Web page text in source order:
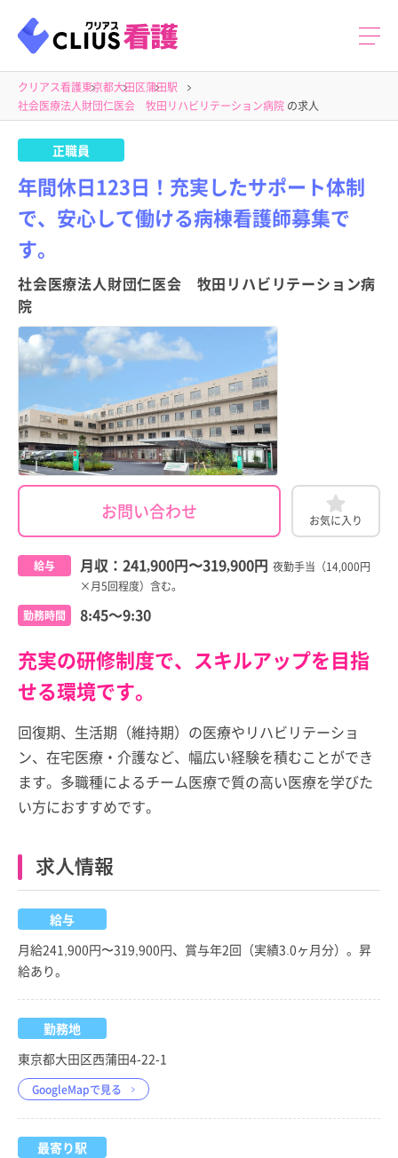
クリアス看護東京都大田区蒲田駅
社会医療法人財団仁医会 牧田リハビリテーション病院 の求人
正職員
年間休日123日！充実したサポート体制
で、安心して働ける病棟看護師募集で
す。
社会医療法人財団仁医会 牧田リハビリテーション病
院
お問い合わせ お気に入り
給与 月収： 241,900円〜319,900円 夜勤手当（14,000円
×月5回程度）含む。
勤務時間
8:45～9:30
充実の研修制度で、スキルアップを目指
せる環境です。
回復期、生活期（維持期）の医療やリハビリテーショ
ン、在宅医療・介護など、幅広い経験を積むことができ
ます。多職種によるチーム医療で質の高い医療を学びた
い方におすすめです。
求人情報
給与
月給241,900円〜319,900円、賞与年2回（実績3.0ヶ月分）。昇
給あり。
勤務地
東京都大田区西蒲田4-22-1
GoogleMapで見る
最寄り駅